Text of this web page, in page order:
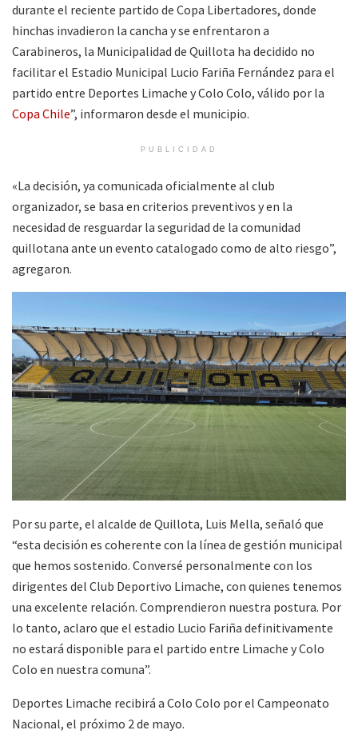
durante el reciente partido de Copa Libertadores, donde
hinchas invadieron la cancha y se enfrentaron a
Carabineros, la Municipalidad de Quillota ha decidido no
facilitar el Estadio Municipal Lucio Fariña Fernández para el
partido entre Deportes Limache y Colo Colo, válido por la
Copa Chile”, informaron desde el municipio.
PUBLICIDAD
«La decisión, ya comunicada oficialmente al club
organizador, se basa en criterios preventivos y en la
necesidad de resguardar la seguridad de la comunidad
quillotana ante un evento catalogado como de alto riesgo”,
agregaron.
Por su parte, el alcalde de Quillota, Luis Mella, señaló que
“esta decisión es coherente con la línea de gestión municipal
que hemos sostenido. Conversé personalmente con los
dirigentes del Club Deportivo Limache, con quienes tenemos
una excelente relación. Comprendieron nuestra postura. Por
lo tanto, aclaro que el estadio Lucio Fariña definitivamente
no estará disponible para el partido entre Limache y Colo
Colo en nuestra comuna”.
Deportes Limache recibirá a Colo Colo por el Campeonato
Nacional, el próximo 2 de mayo.